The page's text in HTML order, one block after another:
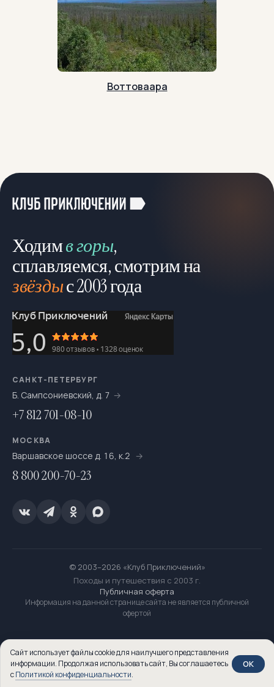
Воттоваара
Ходимв горы,
сплавляемся, смотрим на
звёздыс 2003 года
САНКТ-ПЕТЕРБУРГ
Б. Сампсониевский, д. 7
+7 812 701-08-10
МОСКВА
Варшавское шоссе д. 16, к.2
8 800 200-70-23
© 2003–2026 «Клуб Приключений»
Походы и путешествия с 2003 г.
Публичная оферта
Информация на данной странице сайта не является публичной
офертой
Сайт использует файлы cookie для наилучшего представления
информации. Продолжая использовать сайт, Вы соглашаетесь
сПолитикой конфиденциальности.
OK